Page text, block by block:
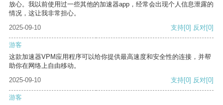
放心。我以前使用过一些其他的加速器app，经常会出现个人信息泄露的
情况，这让我非常担心。
2025-09-10
支持[0] 反对[0]
游客
这款加速器VPM应用程序可以给你提供最高速度和安全性的连接，并帮
助你在网络上自由移动。
2025-09-10
支持[0] 反对[0]
游客